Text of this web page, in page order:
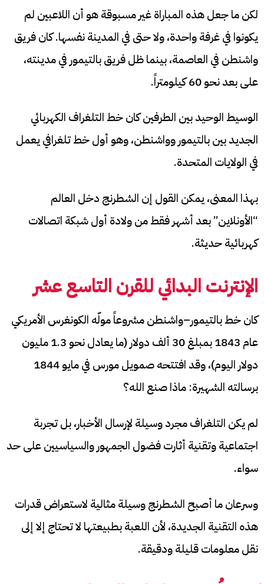
لكن ما جعل هذه المباراة غير مسبوقة هو أن اللاعبين لم
يكونوا في غرفة واحدة، ولا حتى في المدينة نفسها. كان فريق
واشنطن في العاصمة، بينما ظل فريق بالتيمور في مدينته،
على بعد نحو 60 كيلومتراً.
الوسيط الوحيد بين الطرفين كان خط التلغراف الكهربائي
الجديد بين بالتيمور وواشنطن، وهو أول خط تلغرافي يعمل
في الولايات المتحدة.
بهذا المعنى، يمكن القول إن الشطرنج دخل العالم
“الأونلاين” بعد أشهر فقط من ولادة أول شبكة اتصالات
كهربائية حديثة.
الإنترنت البدائي للقرن التاسع عشر
كان خط بالتيمور–واشنطن مشروعاً مولّه الكونغرس الأمريكي
عام 1843 بمبلغ 30 ألف دولار (ما يعادل نحو 1.3 مليون
دولار اليوم)، وقد افتتحه صمويل مورس في مايو 1844
برسالته الشهيرة: ماذا صنع الله؟
لم يكن التلغراف مجرد وسيلة لإرسال الأخبار، بل تجربة
اجتماعية وتقنية أثارت فضول الجمهور والسياسيين على حد
سواء.
وسرعان ما أصبح الشطرنج وسيلة مثالية لاستعراض قدرات
هذه التقنية الجديدة، لأن اللعبة بطبيعتها لا تحتاج إلا إلى
نقل معلومات قليلة ودقيقة.